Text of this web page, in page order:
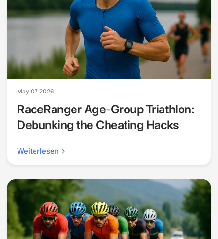
May 07 2026
RaceRanger Age-Group Triathlon:
Debunking the Cheating Hacks
Weiterlesen